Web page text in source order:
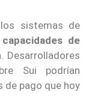
sistemas de
de
Desarrolladores
Sui podrían
de pago que hoy